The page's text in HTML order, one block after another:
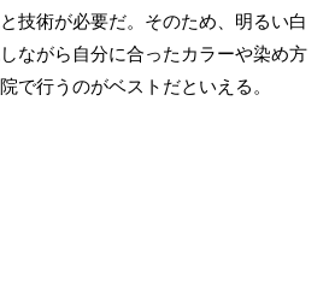
技術が必要だ。そのため、明るい白
ながら自分に合ったカラーや染め方
で行うのがベストだといえる。